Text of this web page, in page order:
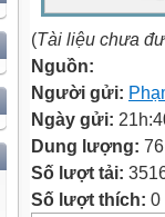
(Tài liệu chưa
Nguồn:
Người gửi:
Ngày gửi:
Dung lượng:
Số lượt tải:
Số lượt thích: 0